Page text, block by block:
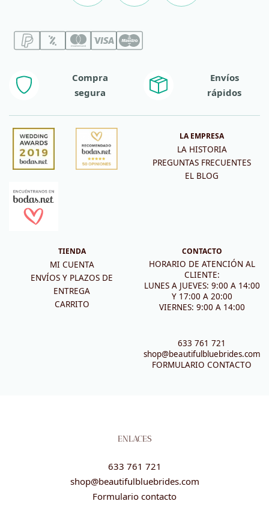
Compra
segura
Envíos
rápidos
LA EMPRESA
LA HISTORIA
PREGUNTAS FRECUENTES
EL BLOG
TIENDA
MI CUENTA
ENVÍOS Y PLAZOS DE
ENTREGA
CARRITO
CONTACTO
HORARIO DE ATENCIÓN AL
CLIENTE:
LUNES A JUEVES: 9:00 A 14:00
Y 17:00 A 20:00
VIERNES: 9:00 A 14:00
633 761 721
shop@beautifulbluebrides.com
FORMULARIO CONTACTO
ENLACES
633 761 721
shop@beautifulbluebrides.com
Formulario contacto